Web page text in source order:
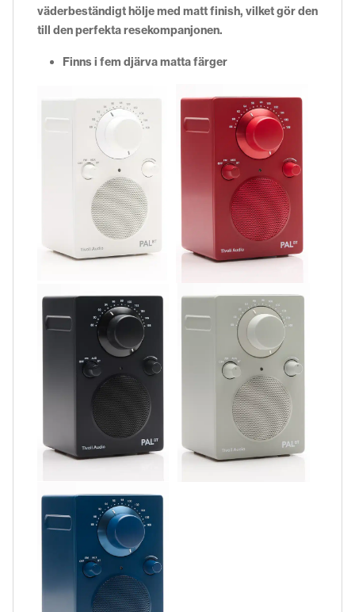
väderbeständigt hölje med matt finish, vilket gör den
till den perfekta resekompanjonen.
Finns i fem djärva matta färger